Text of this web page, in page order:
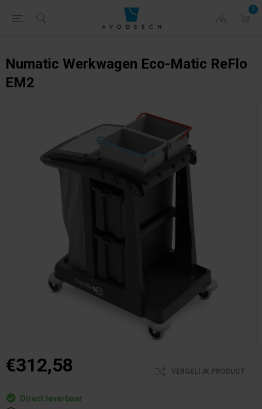
0
Numatic Werkwagen Eco-Matic ReFlo
EM2
€312,58 VERGELIJK PRODUCT
Direct leverbaar